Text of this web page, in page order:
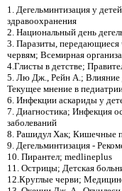
1. Дегельминтизация у
здравоохранения
2. Национальный день
3. Паразиты,
червям; Всемирная
4.Глисты в детстве;
5. Лю Дж., Рейн А.; Влияние
Текущее мнение в
6. Инфекции аскариды у
7. Диагностика; Инфекция
заболеваний
8. Рашидул Хак; Кишечные
9. Дегельминтизация -
10. Пирантел; medlineplus
11. Острицы; Детская
12.Круглые черви;